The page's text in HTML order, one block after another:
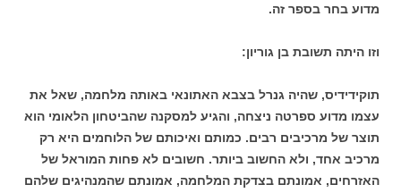
מדוע בחר בספר זה.
וזו היתה תשובת בן גוריון:
תוקידידיס, שהיה גנרל בצבא האתונאי באותה מלחמה, שאל את
עצמו מדוע ספרטה ניצחה, והגיע למסקנה שהביטחון הלאומי הוא
תוצר של מרכיבים רבים. כמותם ואיכותם של הלוחמים היא רק
מרכיב אחד, ולא החשוב ביותר. חשובים לא פחות המוראל של
האזרחים, אמונתם בצדקת המלחמה, אמונתם שהמנהיגים שלהם